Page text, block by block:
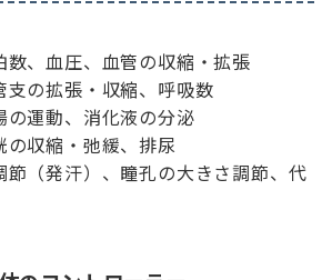
数、血圧、血管の収縮・拡張
支の拡張・収縮、呼吸数
の運動、消化液の分泌
の収縮・弛緩、排尿
節（発汗）、瞳孔の大きさ調節、代